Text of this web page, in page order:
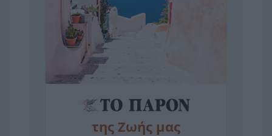
της Ζωής μας